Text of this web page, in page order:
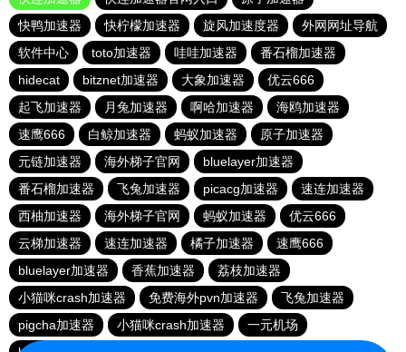
快鸭加速器
快柠檬加速器 旋风加速度器
外网网址导航
软件中心
toto加速器 哇哇加速器
番石榴加速器
hidecat
bitznet加速器 大象加速器
优云666
起飞加速器
月兔加速器 啊哈加速器
海鸥加速器
速鹰666
白鲸加速器 蚂蚁加速器
原子加速器
元链加速器
海外梯子官网
bluelayer加速器
番石榴加速器
飞兔加速器 picacg加速器
速连加速器
西柚加速器
海外梯子官网 蚂蚁加速器
优云666
云梯加速器
速连加速器 橘子加速器
速鹰666
bluelayer加速器
香蕉加速器
荔枝加速器
小猫咪crash加速器
免费海外pvn加速器
飞兔加速器
pigcha加速器
小猫咪crash加速器
一元机场